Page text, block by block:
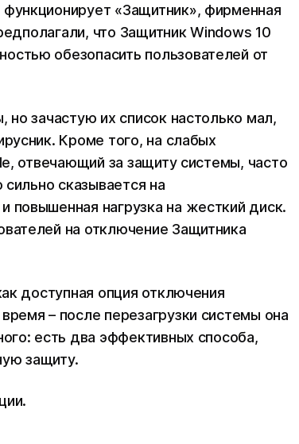
«Защитник», фирменная
что Защитник Windows 10
обезопасить пользователей от
зачастую их список настолько мал,
Кроме того, на слабых
отвечающий за защиту системы, часто
сказывается на
нагрузка на жесткий диск.
на отключение Защитника
доступная опция отключения
– после перезагрузки системы она
есть два эффективных способа,
защиту.